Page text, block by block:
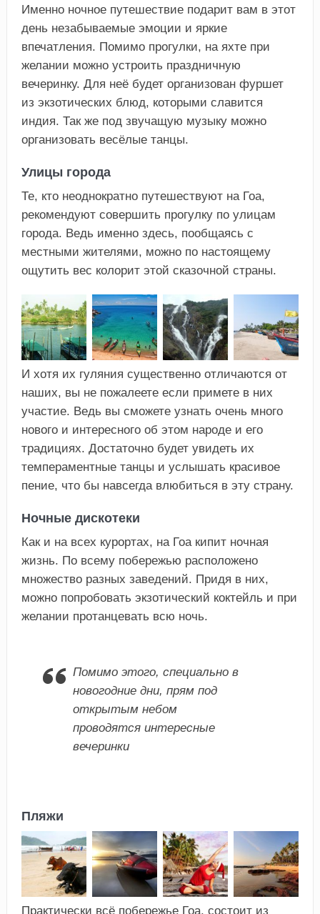
Именно ночное путешествие подарит вам в этот
день незабываемые эмоции и яркие
впечатления. Помимо прогулки, на яхте при
желании можно устроить праздничную
вечеринку. Для неё будет организован фуршет
из экзотических блюд, которыми славится
индия. Так же под звучащую музыку можно
организовать весёлые танцы.
Улицы города
Те, кто неоднократно путешествуют на Гоа,
рекомендуют совершить прогулку по улицам
города. Ведь именно здесь, пообщаясь с
местными жителями, можно по настоящему
ощутить вес колорит этой сказочной страны.
И хотя их гуляния существенно отличаются от
наших, вы не пожалеете если примете в них
участие. Ведь вы сможете узнать очень много
нового и интересного об этом народе и его
традициях. Достаточно будет увидеть их
темпераментные танцы и услышать красивое
пение, что бы навсегда влюбиться в эту страну.
Ночные дискотеки
Как и на всех курортах, на Гоа кипит ночная
жизнь. По всему побережью расположено
множество разных заведений. Придя в них,
можно попробовать экзотический коктейль и при
желании протанцевать всю ночь.
Помимо этого, специально в
новогодние дни, прям под
открытым небом
проводятся интересные
вечеринки
Пляжи
Практически всё побережье Гоа, состоит из